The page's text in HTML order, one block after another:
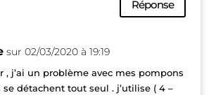
Réponse
sur 02/03/2020 à 19:19
, j’ai un problème avec mes pompons
se détachent tout seul . j’utilise ( 4 –